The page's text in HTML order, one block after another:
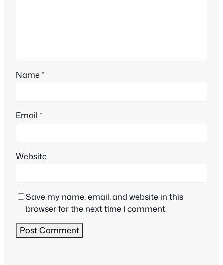
Name*
Email *
Website
Save my name, email, and website in this
browser for the next time I comment.